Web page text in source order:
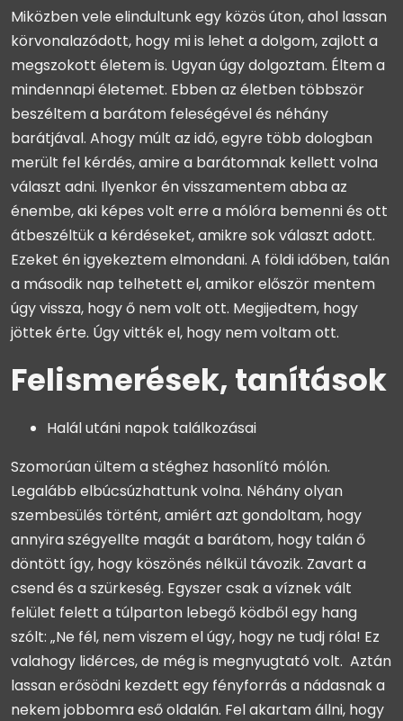
Miközben vele elindultunk egy közös úton, ahol lassan
körvonalazódott, hogy mi is lehet a dolgom, zajlott a
megszokott életem is. Ugyan úgy dolgoztam. Éltem a
mindennapi életemet. Ebben az életben többször
beszéltem a barátom feleségével és néhány
barátjával. Ahogy múlt az idő, egyre több dologban
merült fel kérdés, amire a barátomnak kellett volna
választ adni. Ilyenkor én visszamentem abba az
énembe, aki képes volt erre a mólóra bemenni és ott
átbeszéltük a kérdéseket, amikre sok választ adott.
Ezeket én igyekeztem elmondani. A földi időben, talán
a második nap telhetett el, amikor először mentem
úgy vissza, hogy ő nem volt ott. Megijedtem, hogy
jöttek érte. Úgy vitték el, hogy nem voltam ott.
Felismerések, tanítások
Halál utáni napok találkozásai
Szomorúan ültem a stéghez hasonlító mólón.
Legalább elbúcsúzhattunk volna. Néhány olyan
szembesülés történt, amiért azt gondoltam, hogy
annyira szégyellte magát a barátom, hogy talán ő
döntött így, hogy köszönés nélkül távozik. Zavart a
csend és a szürkeség. Egyszer csak a víznek vált
felület felett a túlparton lebegő ködből egy hang
szólt: „Ne fél, nem viszem el úgy, hogy ne tudj róla! Ez
valahogy lidérces, de még is megnyugtató volt. Aztán
lassan erősödni kezdett egy fényforrás a nádasnak a
nekem jobbomra eső oldalán. Fel akartam állni, hogy